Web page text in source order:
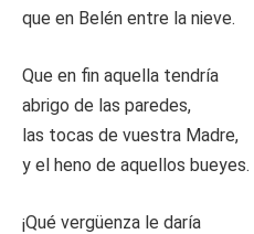
que en Belén entre la nieve.
Que en fin aquella tendría
abrigo de las paredes,
las tocas de vuestra Madre,
y el heno de aquellos bueyes.
¡Qué vergüenza le daría